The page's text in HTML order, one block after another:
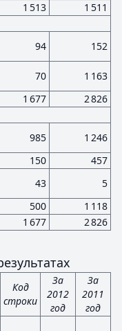
1 513
1 511
94
152
70
1 163
1 677
2 826
985
1 246
150
457
43
5
500
1 118
1 677 2 826
Код
строки
За
2012
год
За
2011
год